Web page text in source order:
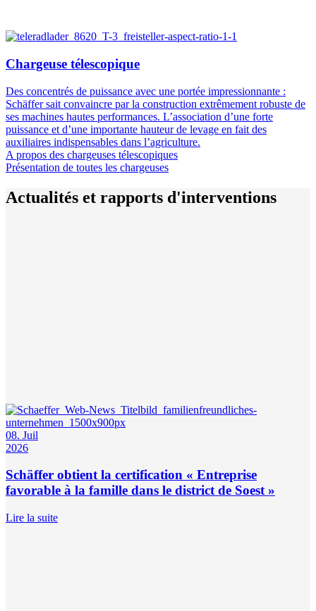
Chargeuse télescopique
Des concentrés de puissance avec une portée impressionnante :
Schäffer sait convaincre par la construction extrêmement robuste de
ses machines hautes performances. L’association d’une forte
puissance et d’une importante hauteur de levage en fait des
auxiliaires indispensables dans l’agriculture.
A propos des chargeuses télescopiques
Présentation de toutes les chargeuses
Actualités et rapports d'interventions
08. Juil
2026
Schäffer obtient la certification « Entreprise
favorable à la famille dans le district de Soest »
Lire la suite